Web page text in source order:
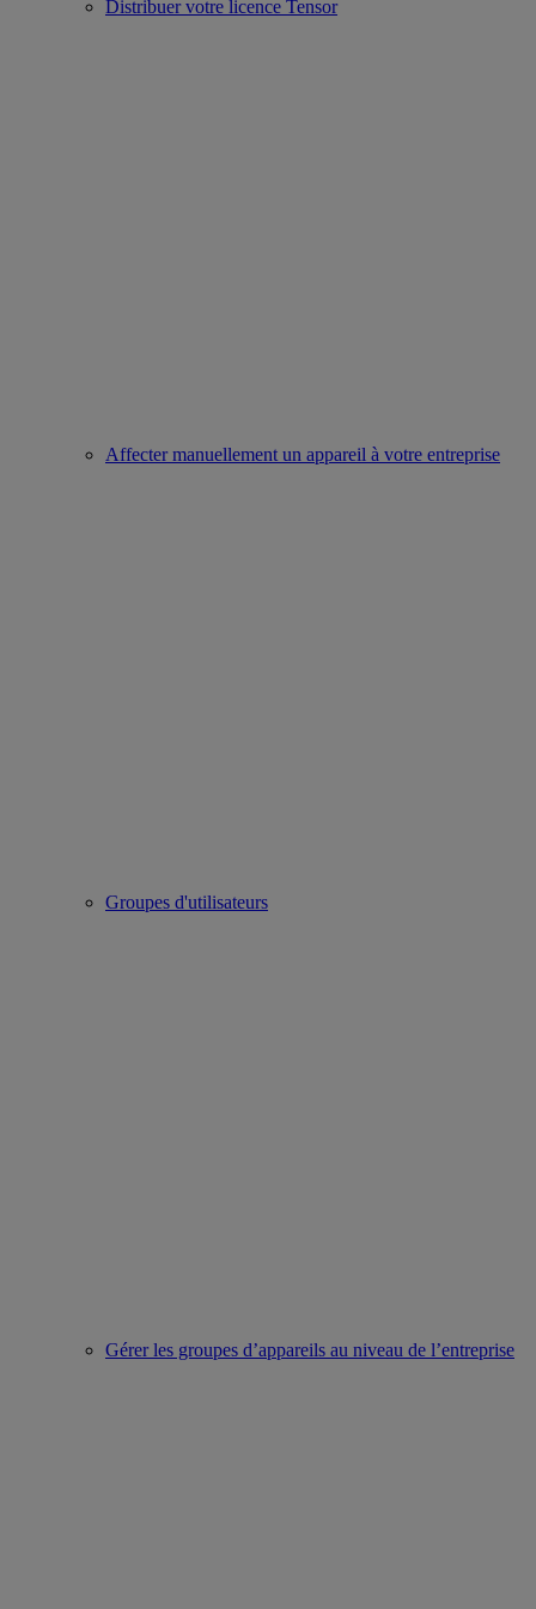
Distribuer votre licence Tensor
Affecter manuellement un appareil à votre entreprise
Groupes d'utilisateurs
Gérer les groupes d’appareils au niveau de l’entreprise